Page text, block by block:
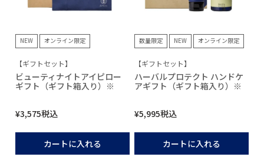
NEW オンライン限定
【ギフトセット】
ビューティナイトアイピロー
ギフト（ギフト箱入り）※
¥3,575税込
カートに入れる
数量限定 NEW オンライン限定
【ギフトセット】
ハーバルプロテクト ハンドケ
アギフト（ギフト箱入り）※
¥5,995税込
カートに入れる